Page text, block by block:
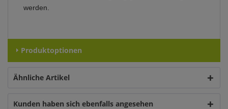
werden.
Produktoptionen
Ähnliche Artikel
Kunden haben sich ebenfalls angesehen